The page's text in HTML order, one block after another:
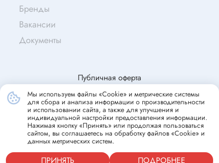
Бренды
Вакансии
Документы
© Эскор, 2009—2026
Согласие на обработку персональных данных
Политика конфиденциальности
Публичная оферта
Мы используем файлы «Cookie» и метрические системы
для сбора и анализа информации о производительности
и использовании сайта, а также для улучшения и
индивидуальной настройки предоставления информации.
Нажимая кнопку «Принять» или продолжая пользоваться
сайтом, вы соглашаетесь на обработку файлов «Cookie» и
данных метрических систем.
ПРИНЯТЬ ПОДРОБНЕЕ